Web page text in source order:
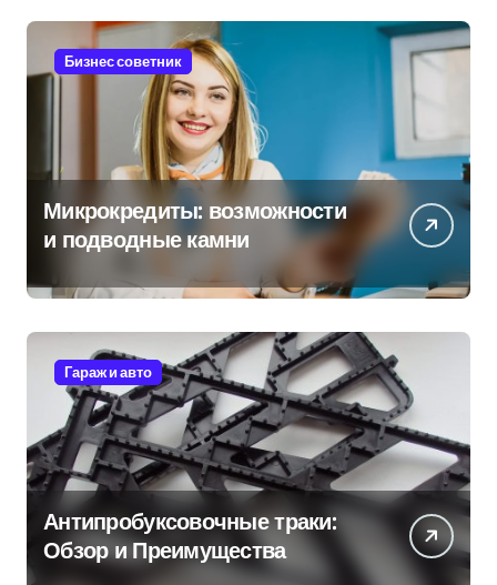
Бизнес советник
Микрокредиты: возможности
и подводные камни
Гараж и авто
Антипробуксовочные траки:
Обзор и Преимущества